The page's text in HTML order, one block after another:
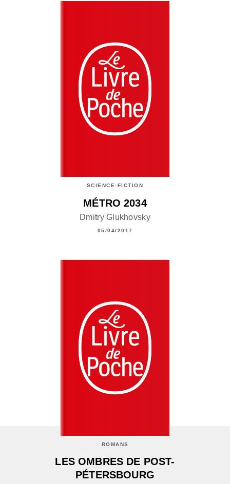
SCIENCE-FICTION
MÉTRO 2034
Dmitry Glukhovsky
05/04/2017
ROMANS
LES OMBRES DE POST-
PÉTERSBOURG